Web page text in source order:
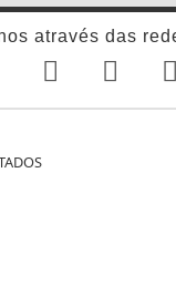
através das